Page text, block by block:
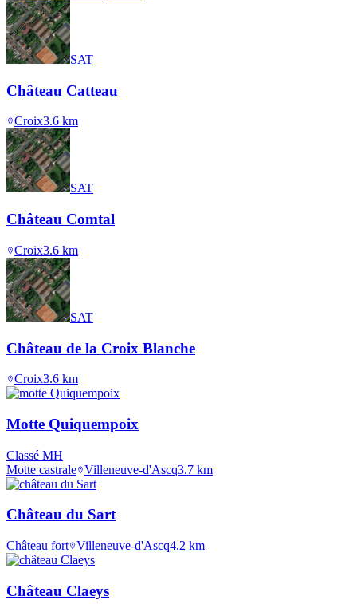
SAT
Château Catteau
Croix3.6 km
SAT
Château Comtal
Croix3.6 km
SAT
Château de la Croix Blanche
Croix3.6 km
Motte Quiquempoix
Classé MH
Motte castrale Villeneuve-d'Ascq3.7 km
Château du Sart
Château fort Villeneuve-d'Ascq4.2 km
Château Claeys